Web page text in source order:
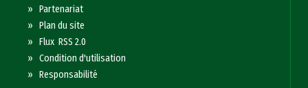
»Partenariat
»Plan du site
»Flux RSS 2.0
»Condition d'utilisation
»Responsabilité